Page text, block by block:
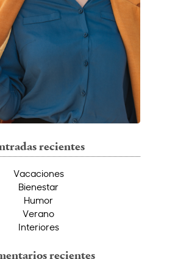
recientes
Vacaciones
Bienestar
Humor
Verano
Interiores
recientes